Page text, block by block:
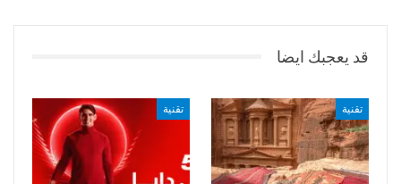
قد يعجبك ايضا
تقنية تقنية